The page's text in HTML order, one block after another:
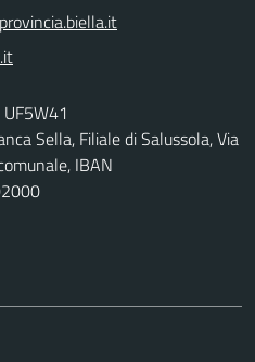
Sella, Filiale di Salussola, Via
IBAN